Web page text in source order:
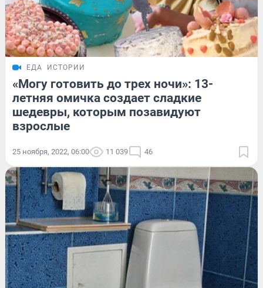
ЕДА ИСТОРИИ
«Могу готовить до трех ночи»: 13-
летняя омичка создает сладкие
шедевры, которым позавидуют
взрослые
25 ноября, 2022, 06:00 11 039 46